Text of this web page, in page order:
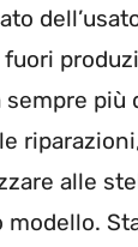
più
alle